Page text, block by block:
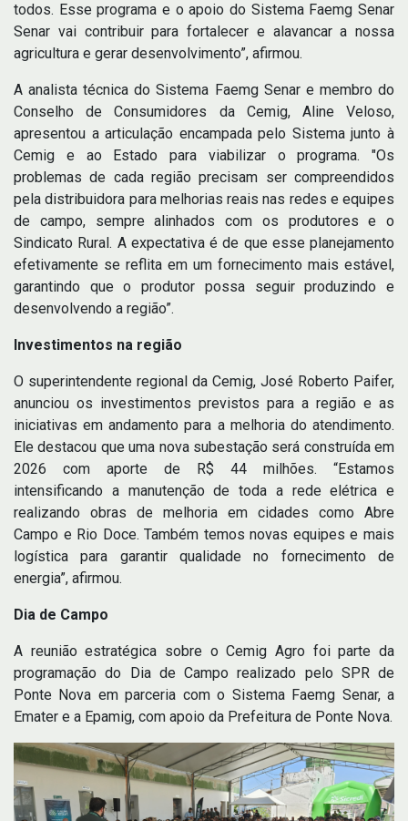
todos. Esse programa e o apoio do Sistema Faemg Senar
Senar vai contribuir para fortalecer e alavancar a nossa
agricultura e gerar desenvolvimento”, afirmou.
A analista técnica do Sistema Faemg Senar e membro do
Conselho de Consumidores da Cemig, Aline Veloso,
apresentou a articulação encampada pelo Sistema junto à
Cemig e ao Estado para viabilizar o programa. "Os
problemas de cada região precisam ser compreendidos
pela distribuidora para melhorias reais nas redes e equipes
de campo, sempre alinhados com os produtores e o
Sindicato Rural. A expectativa é de que esse planejamento
efetivamente se reflita em um fornecimento mais estável,
garantindo que o produtor possa seguir produzindo e
desenvolvendo a região”.
Investimentos na região
O superintendente regional da Cemig, José Roberto Paifer,
anunciou os investimentos previstos para a região e as
iniciativas em andamento para a melhoria do atendimento.
Ele destacou que uma nova subestação será construída em
2026 com aporte de R$ 44 milhões. “Estamos
intensificando a manutenção de toda a rede elétrica e
realizando obras de melhoria em cidades como Abre
Campo e Rio Doce. Também temos novas equipes e mais
logística para garantir qualidade no fornecimento de
energia”, afirmou.
Dia de Campo
A reunião estratégica sobre o Cemig Agro foi parte da
programação do Dia de Campo realizado pelo SPR de
Ponte Nova em parceria com o Sistema Faemg Senar, a
Emater e a Epamig, com apoio da Prefeitura de Ponte Nova.